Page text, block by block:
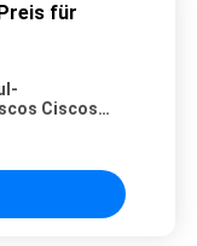
für
Ciscos